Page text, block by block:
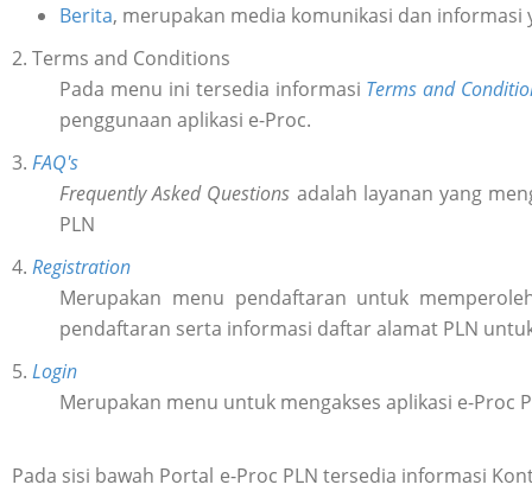
Berita, merupakan media komunikasi dan
2. Terms and Conditions
Pada menu ini tersedia informasi Terms and
penggunaan aplikasi e-Proc.
3. FAQ's
Frequently Asked Questions adalah layanan yang
PLN
4. Registration
Merupakan menu pendaftaran untuk
pendaftaran serta informasi daftar alamat PLN
5. Login
Merupakan menu untuk mengakses aplikasi e-
Pada sisi bawah Portal e-Proc PLN tersedia informasi